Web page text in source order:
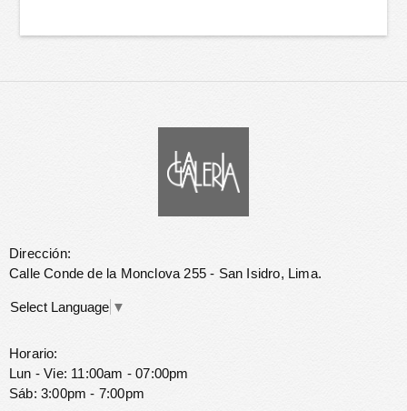
Dirección:
Calle Conde de la Monclova 255 - San Isidro, Lima.
Select Language ▼
Horario:
Lun - Vie: 11:00am - 07:00pm
Sáb: 3:00pm - 7:00pm